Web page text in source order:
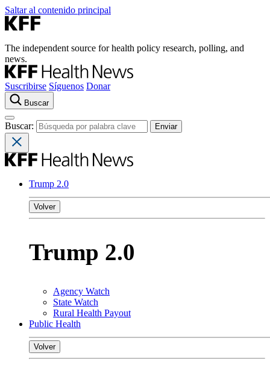
Saltar al contenido principal
The independent source for health policy research, polling, and
news.
Suscribirse Síguenos Donar
Buscar
Buscar:
Trump 2.0
Volver
Trump 2.0
Agency Watch
State Watch
Rural Health Payout
Public Health
Volver